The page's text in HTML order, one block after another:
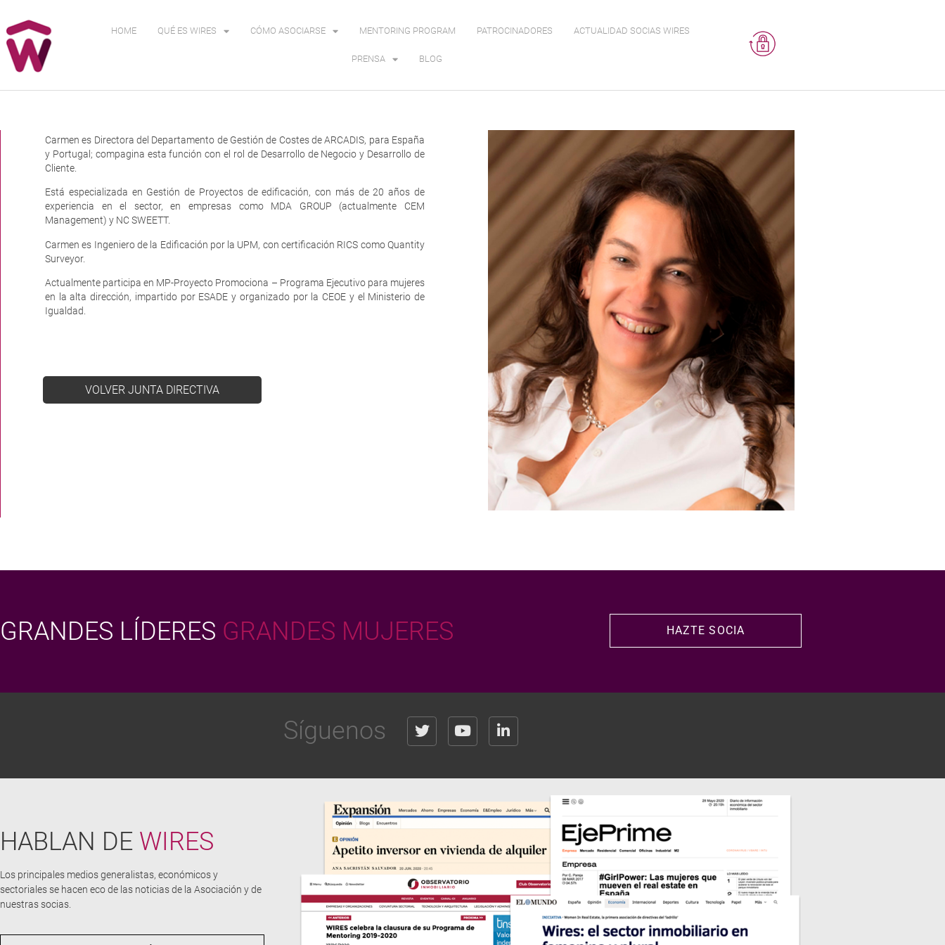
HOME QUÉ ES WIRES CÓMO ASOCIARSE MENTORING PROGRAM PATROCINADORES ACTUALIDAD SOCIAS WIRES
PRENSA BLOG
Carmen es Directora del Departamento de Gestión de Costes de ARCADIS, para España
y Portugal; compagina esta función con el rol de Desarrollo de Negocio y Desarrollo de
Cliente.
Está especializada en Gestión de Proyectos de edificación, con más de 20 años de
experiencia en el sector, en empresas como MDA GROUP (actualmente CEM
Management) y NC SWEETT.
Carmen es Ingeniero de la Edificación por la UPM, con certificación RICS como Quantity
Surveyor.
Actualmente participa en MP-Proyecto Promociona – Programa Ejecutivo para mujeres
en la alta dirección, impartido por ESADE y organizado por la CEOE y el Ministerio de
Igualdad.
VOLVER JUNTA DIRECTIVA
GRANDES LÍDERES GRANDES MUJERES HAZTE SOCIA
Síguenos
HABLAN DE WIRES
Los principales medios generalistas, económicos y
sectoriales se hacen eco de las noticias de la Asociación y de
nuestras socias.